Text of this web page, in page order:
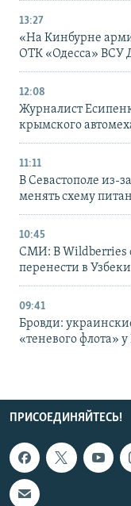
13:27
«На Кинбурне
ОТК «Одесса» ВСУ
12:08
Журналист
крымского
11:11
В Севастополе из-
менять схему
10:45
СМИ: В Wildberries
перенести в
09:41
Бровди:
«теневого флота»
ПРИСОЕДИНЯЙТЕСЬ!